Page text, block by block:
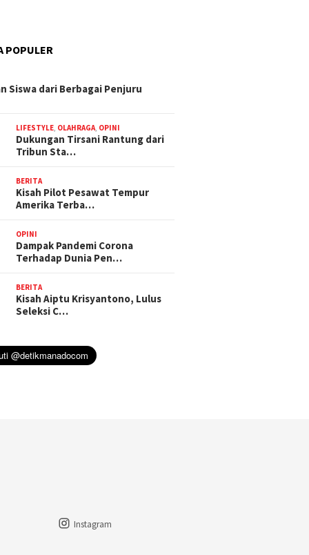
POPULER
Siswa dari Berbagai Penjuru
LIFESTYLE, OLAHRAGA, OPINI
Dukungan Tirsani Rantung dari
Tribun Sta…
BERITA
Kisah Pilot Pesawat Tempur
Amerika Terba…
OPINI
Dampak Pandemi Corona
Terhadap Dunia Pen…
BERITA
Kisah Aiptu Krisyantono, Lulus
Seleksi C…
Instagram